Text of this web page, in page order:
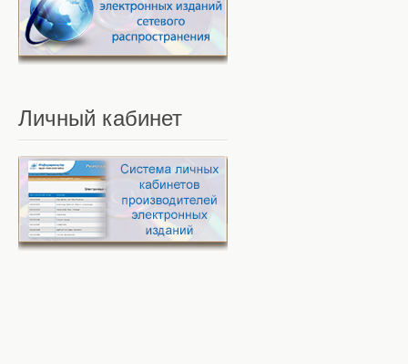
Личный кабинет